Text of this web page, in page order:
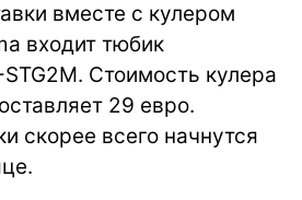
вместе с кулером
входит тюбик
Стоимость кулера
29 евро.
скорее всего начнутся